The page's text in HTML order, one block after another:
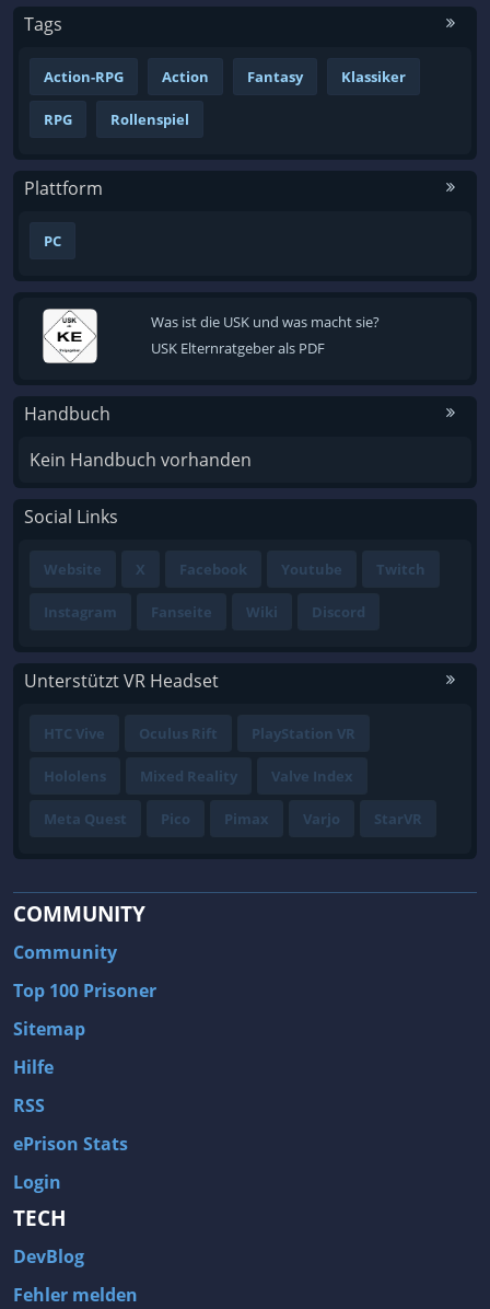
Tags
Action-RPG Action Fantasy Klassiker
RPG Rollenspiel
Plattform
PC
Was ist die USK und was macht sie?
USK Elternratgeber als PDF
Handbuch
Kein Handbuch vorhanden
Social Links
Website X Facebook Youtube Twitch
Instagram Fanseite Wiki Discord
Unterstützt VR Headset
HTC Vive Oculus Rift PlayStation VR
Hololens Mixed Reality Valve Index
Meta Quest Pico Pimax Varjo StarVR
COMMUNITY
Community
Top 100 Prisoner
Sitemap
Hilfe
RSS
ePrison Stats
Login
TECH
DevBlog
Fehler melden